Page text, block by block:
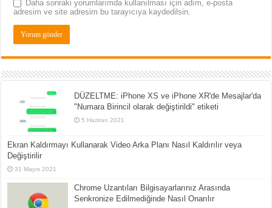
Daha sonraki yorumlarımda kullanılması için adım, e-posta
adresim ve site adresim bu tarayıcıya kaydedilsin.
DÜZELTME: iPhone XS ve iPhone XR'de Mesajlar'da
"Numara Birincil olarak değiştirildi" etiketi
5 Haziran 2021
Ekran Kaldırmayı Kullanarak Video Arka Planı Nasıl Kaldırılır veya
Değiştirilir
31 Mayıs 2021
Chrome Uzantıları Bilgisayarlarınız Arasında
Senkronize Edilmediğinde Nasıl Onarılır